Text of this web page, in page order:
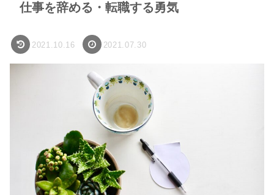
仕事を辞める・転職する勇気
2021.10.16 2021.07.30